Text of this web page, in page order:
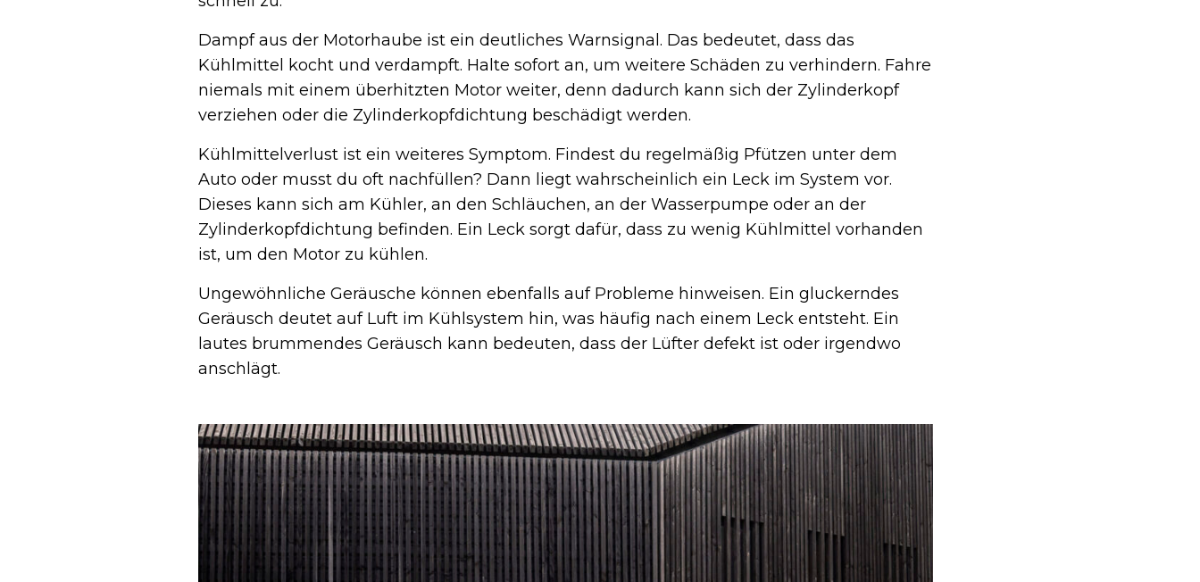
Dampf aus der Motorhaube ist ein deutliches Warnsignal. Das bedeutet, dass das
Kühlmittel kocht und verdampft. Halte sofort an, um weitere Schäden zu verhindern. Fahre
niemals mit einem überhitzten Motor weiter, denn dadurch kann sich der Zylinderkopf
verziehen oder die Zylinderkopfdichtung beschädigt werden.
Kühlmittelverlust ist ein weiteres Symptom. Findest du regelmäßig Pfützen unter dem
Auto oder musst du oft nachfüllen? Dann liegt wahrscheinlich ein Leck im System vor.
Dieses kann sich am Kühler, an den Schläuchen, an der Wasserpumpe oder an der
Zylinderkopfdichtung befinden. Ein Leck sorgt dafür, dass zu wenig Kühlmittel vorhanden
ist, um den Motor zu kühlen.
Ungewöhnliche Geräusche können ebenfalls auf Probleme hinweisen. Ein gluckerndes
Geräusch deutet auf Luft im Kühlsystem hin, was häufig nach einem Leck entsteht. Ein
lautes brummendes Geräusch kann bedeuten, dass der Lüfter defekt ist oder irgendwo
anschlägt.